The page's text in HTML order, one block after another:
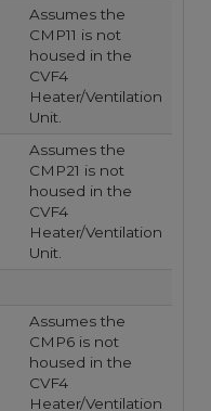
Assumes the
CMP11 is not
housed in the
CVF4
Heater/Ventilation
Unit.
Assumes the
CMP21 is not
housed in the
CVF4
Heater/Ventilation
Unit.
Assumes the
CMP6 is not
housed in the
CVF4
Heater/Ventilation